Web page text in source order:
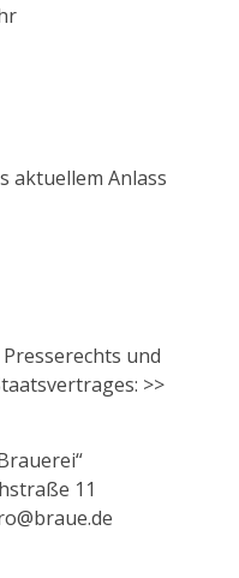
aktuellem Anlass
und
>>
11